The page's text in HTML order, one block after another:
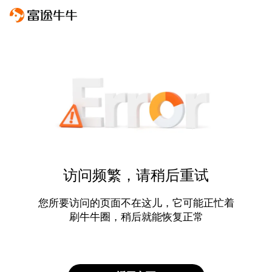
访问频繁，请稍后重试
您所要访问的页面不在这儿，它可能正忙着
刷牛牛圈，稍后就能恢复正常